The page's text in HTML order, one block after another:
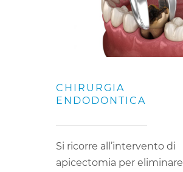
CHIRURGIA
ENDODONTICA
Si ricorre all’intervento di
apicectomia per eliminare